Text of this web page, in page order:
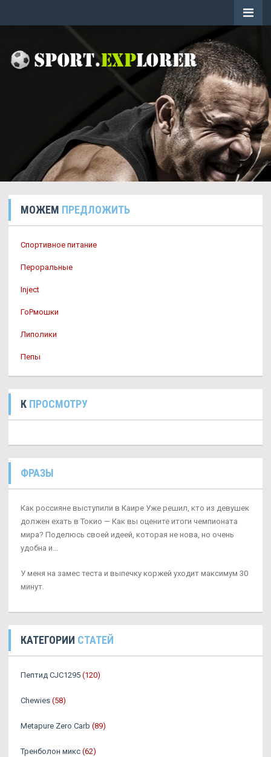
МОЖЕМ ПРЕДЛОЖИТЬ
Спортивное питание
Пероральные
Inject
ГоРмошки
Липолики
Пепы
К ПРОСМОТРУ
ФРАЗЫ
Как россияне выступили в Каире Уже решил, кто из девушек
должен ехать в Токио — Как вы оцените итоги чемпионата
мира? Поделюсь своей идеей, которая не нова, но очень
удобна и...
У меня на замес теста и выпечку коржей уходит максимум 30
минут.
КАТЕГОРИИ СТАТЕЙ
Пептид CJC1295 (120)
Chewies (58)
Metapure Zero Carb (89)
Тренболон микс (62)